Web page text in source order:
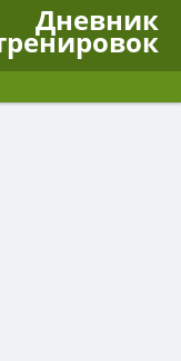
Дневник